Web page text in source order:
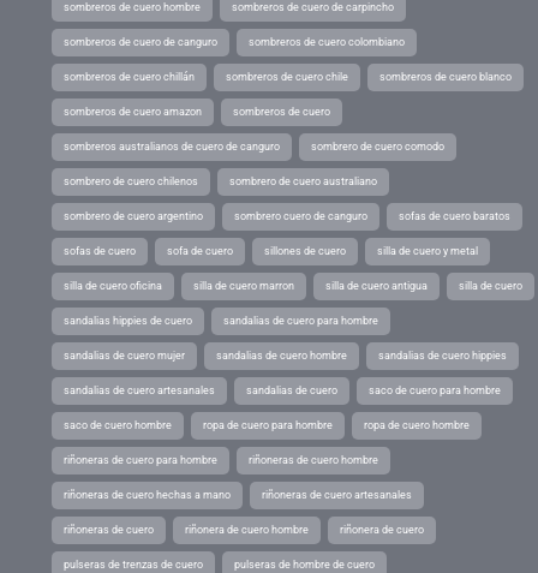
sombreros de cuero hombre sombreros de cuero de carpincho
sombreros de cuero de canguro sombreros de cuero colombiano
sombreros de cuero chillán sombreros de cuero chile sombreros de cuero blanco
sombreros de cuero amazon sombreros de cuero
sombreros australianos de cuero de canguro sombrero de cuero comodo
sombrero de cuero chilenos sombrero de cuero australiano
sombrero de cuero argentino sombrero cuero de canguro sofas de cuero baratos
sofas de cuero sofa de cuero sillones de cuero silla de cuero y metal
silla de cuero oficina silla de cuero marron silla de cuero antigua silla de cuero
sandalias hippies de cuero sandalias de cuero para hombre
sandalias de cuero mujer sandalias de cuero hombre sandalias de cuero hippies
sandalias de cuero artesanales sandalias de cuero saco de cuero para hombre
saco de cuero hombre ropa de cuero para hombre ropa de cuero hombre
riñoneras de cuero para hombre riñoneras de cuero hombre
riñoneras de cuero hechas a mano riñoneras de cuero artesanales
riñoneras de cuero riñonera de cuero hombre riñonera de cuero
pulseras de trenzas de cuero pulseras de hombre de cuero